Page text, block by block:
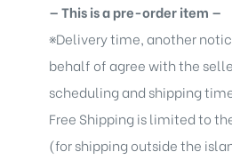
— This is a pre-order item —
※Delivery time, another
behalf of agree with the
scheduling and shipping
Free Shipping is limited to
(for shipping outside the